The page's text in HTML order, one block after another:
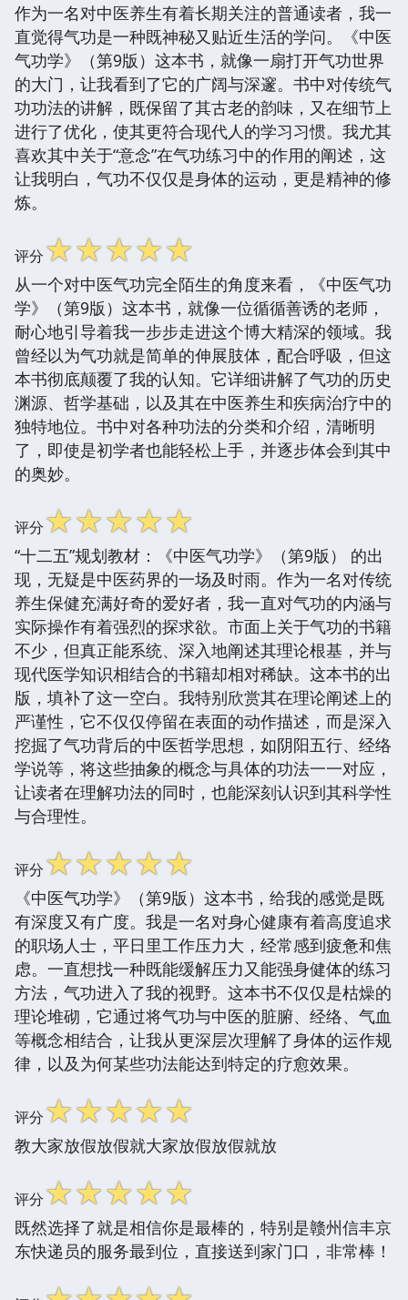
作为一名对中医养生有着长期关注的普通读者，我一
直觉得气功是一种既神秘又贴近生活的学问。《中医
气功学》（第9版）这本书，就像一扇打开气功世界
的大门，让我看到了它的广阔与深邃。书中对传统气
功功法的讲解，既保留了其古老的韵味，又在细节上
进行了优化，使其更符合现代人的学习习惯。我尤其
喜欢其中关于“意念”在气功练习中的作用的阐述，这
让我明白，气功不仅仅是身体的运动，更是精神的修
炼。
评分☆☆☆☆☆
从一个对中医气功完全陌生的角度来看，《中医气功
学》（第9版）这本书，就像一位循循善诱的老师，
耐心地引导着我一步步走进这个博大精深的领域。我
曾经以为气功就是简单的伸展肢体，配合呼吸，但这
本书彻底颠覆了我的认知。它详细讲解了气功的历史
渊源、哲学基础，以及其在中医养生和疾病治疗中的
独特地位。书中对各种功法的分类和介绍，清晰明
了，即使是初学者也能轻松上手，并逐步体会到其中
的奥妙。
评分☆☆☆☆☆
“十二五”规划教材：《中医气功学》（第9版） 的出
现，无疑是中医药界的一场及时雨。作为一名对传统
养生保健充满好奇的爱好者，我一直对气功的内涵与
实际操作有着强烈的探求欲。市面上关于气功的书籍
不少，但真正能系统、深入地阐述其理论根基，并与
现代医学知识相结合的书籍却相对稀缺。这本书的出
版，填补了这一空白。我特别欣赏其在理论阐述上的
严谨性，它不仅仅停留在表面的动作描述，而是深入
挖掘了气功背后的中医哲学思想，如阴阳五行、经络
学说等，将这些抽象的概念与具体的功法一一对应，
让读者在理解功法的同时，也能深刻认识到其科学性
与合理性。
评分☆☆☆☆☆
《中医气功学》（第9版）这本书，给我的感觉是既
有深度又有广度。我是一名对身心健康有着高度追求
的职场人士，平日里工作压力大，经常感到疲惫和焦
虑。一直想找一种既能缓解压力又能强身健体的练习
方法，气功进入了我的视野。这本书不仅仅是枯燥的
理论堆砌，它通过将气功与中医的脏腑、经络、气血
等概念相结合，让我从更深层次理解了身体的运作规
律，以及为何某些功法能达到特定的疗愈效果。
评分☆☆☆☆☆
教大家放假放假就大家放假放假就放
评分☆☆☆☆☆
既然选择了就是相信你是最棒的，特别是赣州信丰京
东快递员的服务最到位，直接送到家门口，非常棒！